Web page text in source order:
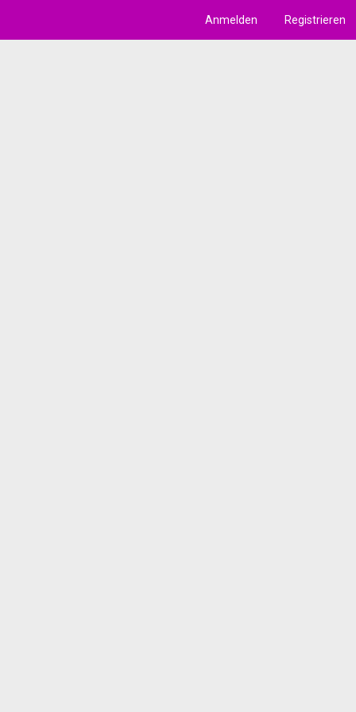
Anmelden Registrieren